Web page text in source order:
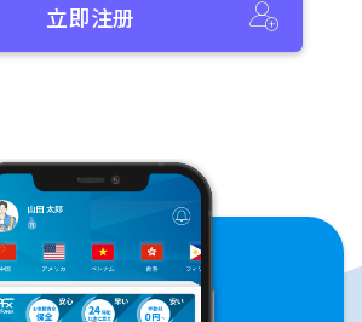
立即注册